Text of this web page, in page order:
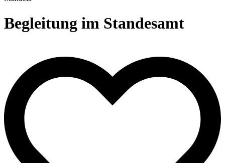
Begleitung im Standesamt